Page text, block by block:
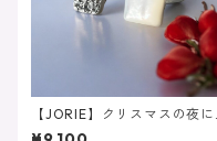
【JORIE】クリスマスの夜に
❤️マザーオブパール×ドゥルー